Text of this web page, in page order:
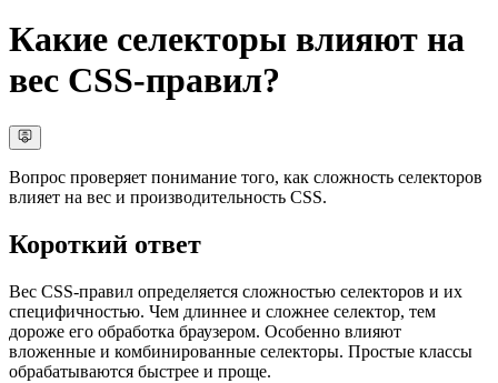
Какие селекторы влияют на
вес CSS-правил?
Вопрос проверяет понимание того, как сложность селекторов
влияет на вес и производительность CSS.
Короткий ответ
Вес CSS-правил определяется сложностью селекторов и их
специфичностью. Чем длиннее и сложнее селектор, тем
дороже его обработка браузером. Особенно влияют
вложенные и комбинированные селекторы. Простые классы
обрабатываются быстрее и проще.